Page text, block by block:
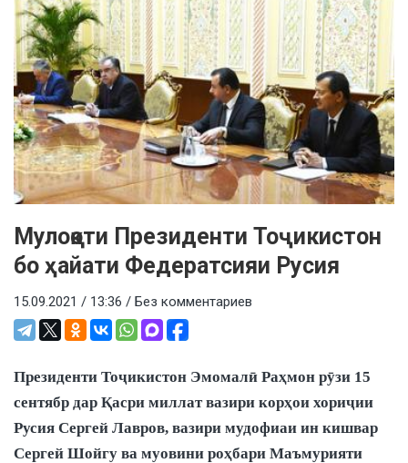
Мулоқоти Президенти Тоҷикистон
бо ҳайати Федератсияи Русия
15.09.2021 / 13:36 / Без комментариев
Президенти Тоҷикистон Эмомалӣ Раҳмон рӯзи 15
сентябр дар Қасри миллат вазири корҳои хориҷии
Русия Сергей Лавров, вазири мудофиаи ин кишвар
Сергей Шойгу ва муовини роҳбари Маъмурияти